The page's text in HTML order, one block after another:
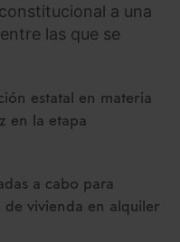
a una
las que se
estatal en materia
en la etapa
a cabo para
vivienda en alquiler